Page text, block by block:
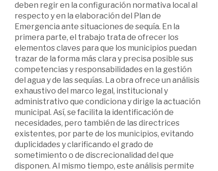
deben regir en la configuración normativa local al
respecto y en la elaboración del Plan de
Emergencia ante situaciones de sequía. En la
primera parte, el trabajo trata de ofrecer los
elementos claves para que los municipios puedan
trazar de la forma más clara y precisa posible sus
competencias y responsabilidades en la gestión
del agua y de las sequías. La obra ofrece un análisis
exhaustivo del marco legal, institucional y
administrativo que condiciona y dirige la actuación
municipal. Así, se facilita la identificación de
necesidades, pero también de las directrices
existentes, por parte de los municipios, evitando
duplicidades y clarificando el grado de
sometimiento o de discrecionalidad del que
disponen. Al mismo tiempo, este análisis permite